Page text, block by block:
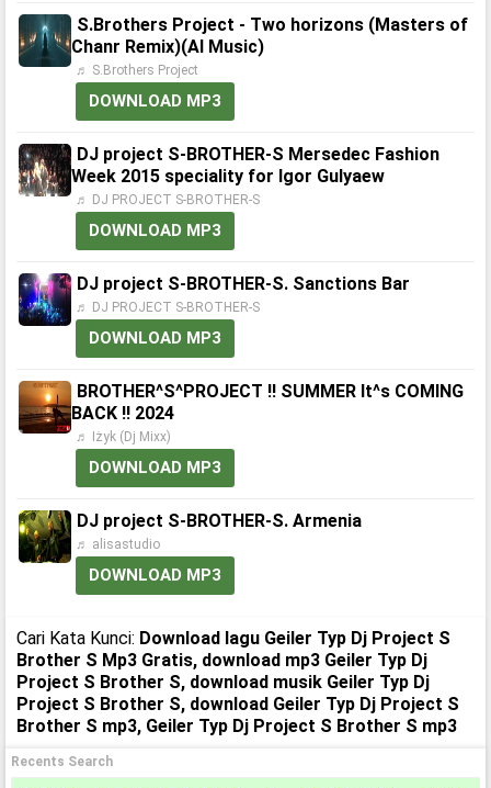
S.Brothers Project - Two horizons (Masters of
Chanr Remix)(AI Music)
♬ S.Brothers Project
DOWNLOAD MP3
DJ project S-BROTHER-S Mersedec Fashion
Week 2015 speciality for Igor Gulyaew
♬ DJ PROJECT S-BROTHER-S
DOWNLOAD MP3
DJ project S-BROTHER-S. Sanctions Bar
♬ DJ PROJECT S-BROTHER-S
DOWNLOAD MP3
BROTHER^S^PROJECT !! SUMMER It^s COMING
BACK !! 2024
♬ Iżyk (Dj Mixx)
DOWNLOAD MP3
DJ project S-BROTHER-S. Armenia
♬ alisastudio
DOWNLOAD MP3
Cari Kata Kunci: Download lagu Geiler Typ Dj Project S
Brother S Mp3 Gratis, download mp3 Geiler Typ Dj
Project S Brother S, download musik Geiler Typ Dj
Project S Brother S, download Geiler Typ Dj Project S
Brother S mp3, Geiler Typ Dj Project S Brother S mp3
Recents Search